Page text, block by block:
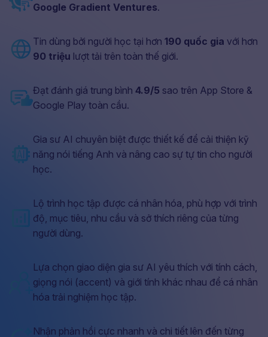
Google Gradient Ventures.
Tin dùng bởi người học tại hơn 190 quốc gia với hơn
90 triệu lượt tải trên toàn thế giới.
Đạt đánh giá trung bình 4.9/5 sao trên App Store &
Google Play toàn cầu.
Gia sư AI chuyên biệt được thiết kế để cải thiện kỹ
năng nói tiếng Anh và nâng cao sự tự tin cho người
học.
Lộ trình học tập được cá nhân hóa, phù hợp với trình
độ, mục tiêu, nhu cầu và sở thích riêng của từng
người dùng.
Lựa chọn giao diện gia sư AI yêu thích với tính cách,
giọng nói (accent) và giới tính khác nhau để cá nhân
hóa trải nghiệm học tập.
Nhận phản hồi cực nhanh và chi tiết lên đến từng